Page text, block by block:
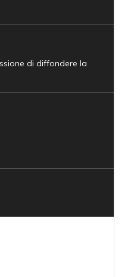
di diffondere la